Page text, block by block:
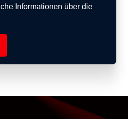
Informationen über die